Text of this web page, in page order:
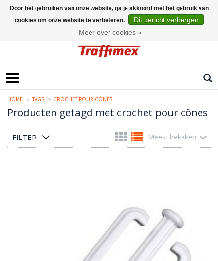
HOME TAGS CROCHET POUR CÔNES
Producten getagd met crochet pour cônes
FILTER Meest bekeken
Door het gebruiken van onze website, ga je akkoord met het gebruik van
cookies om onze website te verbeteren.
Dit bericht verbergen
Meer over cookies »